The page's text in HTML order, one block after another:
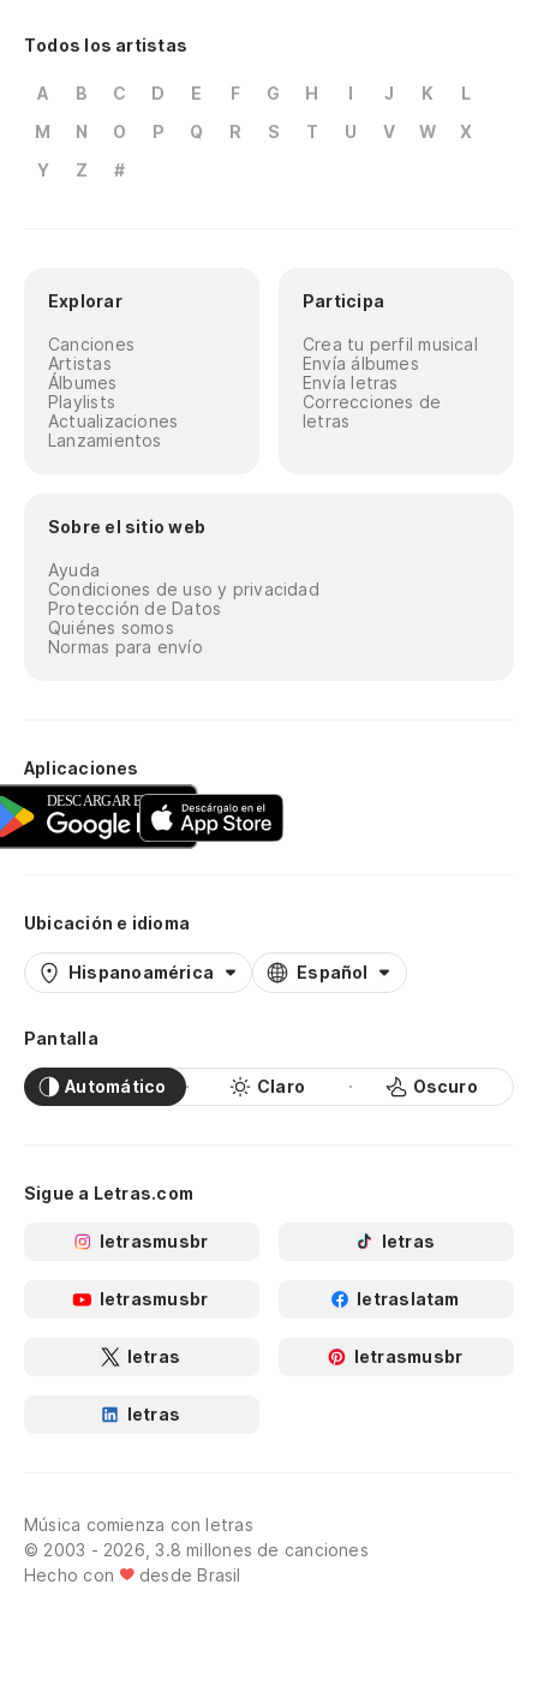
Todos los artistas
A B C D E F G H I J K
L
M
N O P Q R S T U V W
X
Y
Z #
Explorar
Canciones
Artistas
Álbumes
Playlists
Actualizaciones
Lanzamientos
Participa
Crea tu perfil musical
Envía álbumes
Envía letras
Correcciones de
letras
Sobre el sitio web
Ayuda
Condiciones de uso y privacidad
Protección de Datos
Quiénes somos
Normas para envío
Aplicaciones
Ubicación e idioma
Hispanoamérica Español
Pantalla
Automático Claro Oscuro
Sigue a Letras.com
letrasmusbr letras
letrasmusbr letraslatam
letras letrasmusbr
letras
Música comienza con letras
© 2003 - 2026, 3.8 millones de canciones
Hecho con
desde Brasil